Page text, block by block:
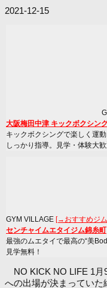
2021-12-15
大阪梅田中津 キックボクシン
キックボクシングで楽しく運
しっかり指導。見学・体験大歓
GYM VILLAGE [→おすすめジ
センチャイムエタイジム錦糸町
最強のムエタイで最高の“美
見学無料！
NO KICK NO LIFE 1月
への出場が決まってい